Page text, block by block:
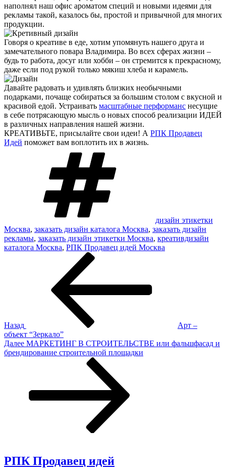
наполнял наш офис ароматом специй и новыми идеями для
рекламы такой, казалось бы, простой и привычной для многих
продукции.
Говоря о креативе в еде, хотим упомянуть нашего друга и
замечательного повара Владимира. Во всех сферах жизни –
будь то работа, досуг или хобби – он стремится к прекрасному,
даже если под рукой только мякиш хлеба и карамель.
Давайте радовать и удивлять близких необычными
подарками, почаще собираться за большим столом с вкусной и
красивой едой. Устраивать масштабные перформанс несущие
в себе потрясающую мысль о новых способ реализации ИДЕЙ
в различных направления нашей жизни.
КРЕАТИВЬТЕ, присылайте свои идеи! А РПК Продавец
Идей поможет вам воплотить их в жизнь.
дизайн этикетки
Москва, заказать дизайн каталога Москва, заказать дизайн
рекламы, заказать дизайн этикетки Москва, креативдизайн
каталога Москва, РПК Продавец идей Москва
Назад
Арт –
объект “Зеркало”
Следующая
запись
Далее МАРКЕТИНГ В СТРОИТЕЛЬСТВЕ или фальшфасад и
брендирование строительной площадки
РПК Продавец идей